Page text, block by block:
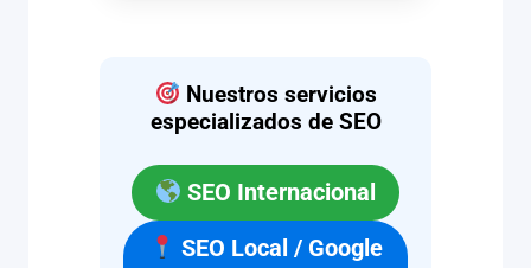
Nuestros servicios
especializados de SEO
SEO Internacional
SEO Local / Google